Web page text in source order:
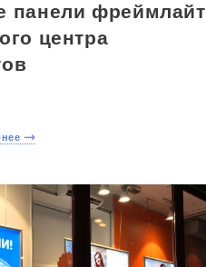
панели фреймлайт
центра